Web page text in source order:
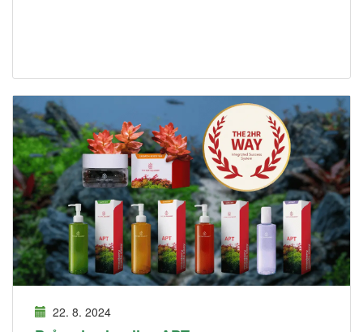
22. 8. 2024